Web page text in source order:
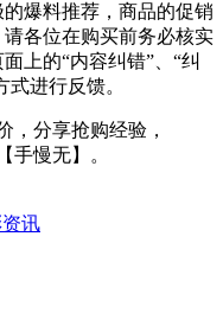
爆料推荐，商品的促销
各位在购买前务必核实
上的“内容纠错”、“纠
进行反馈。
，分享抢购经验，
手慢无】。
讯